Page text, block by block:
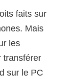
faits sur
Mais
les
transférer
sur le PC